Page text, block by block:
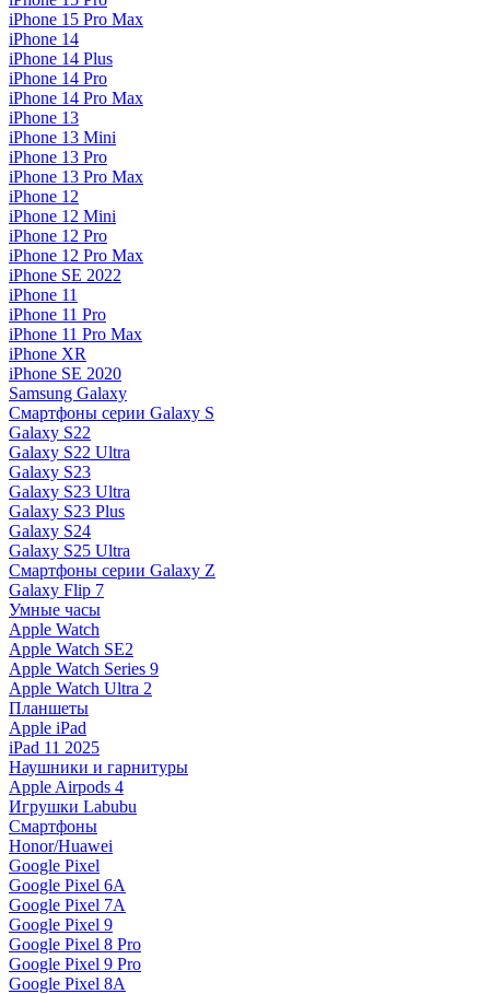
iPhone 15 Pro Max
iPhone 14
iPhone 14 Plus
iPhone 14 Pro
iPhone 14 Pro Max
iPhone 13
iPhone 13 Mini
iPhone 13 Pro
iPhone 13 Pro Max
iPhone 12
iPhone 12 Mini
iPhone 12 Pro
iPhone 12 Pro Max
iPhone SE 2022
iPhone 11
iPhone 11 Pro
iPhone 11 Pro Max
iPhone XR
iPhone SE 2020
Samsung Galaxy
Смартфоны серии Galaxy S
Galaxy S22
Galaxy S22 Ultra
Galaxy S23
Galaxy S23 Ultra
Galaxy S23 Plus
Galaxy S24
Galaxy S25 Ultra
Смартфоны серии Galaxy Z
Galaxy Flip 7
Умные часы
Apple Watch
Apple Watch SE2
Apple Watch Series 9
Apple Watch Ultra 2
Планшеты
Apple iPad
iPad 11 2025
Наушники и гарнитуры
Apple Airpods 4
Игрушки Labubu
Смартфоны
Honor/Huawei
Google Pixel
Google Pixel 6A
Google Pixel 7А
Google Pixel 9
Google Pixel 8 Pro
Google Pixel 9 Pro
Google Pixel 8A